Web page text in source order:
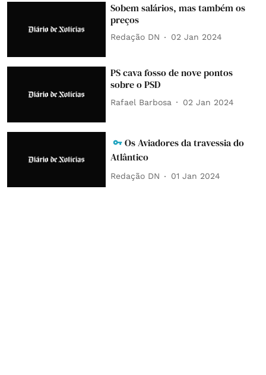
Sobem salários, mas também os
preços
Redação DN 02 Jan 2024
PS cava fosso de nove pontos
sobre o PSD
Rafael Barbosa 02 Jan 2024
Os Aviadores da travessia do
Atlântico
Redação DN 01 Jan 2024